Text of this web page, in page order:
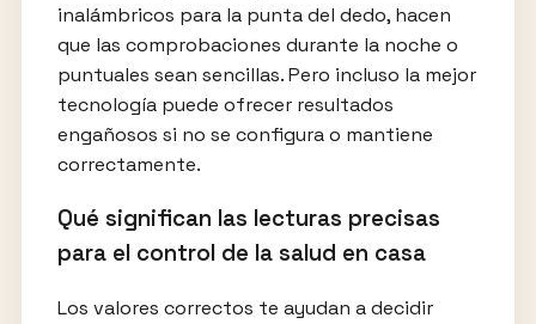
inalámbricos para la punta del dedo, hacen
que las comprobaciones durante la noche o
puntuales sean sencillas. Pero incluso la mejor
tecnología puede ofrecer resultados
engañosos si no se configura o mantiene
correctamente.
Qué significan las lecturas precisas
para el control de la salud en casa
Los valores correctos te ayudan a decidir